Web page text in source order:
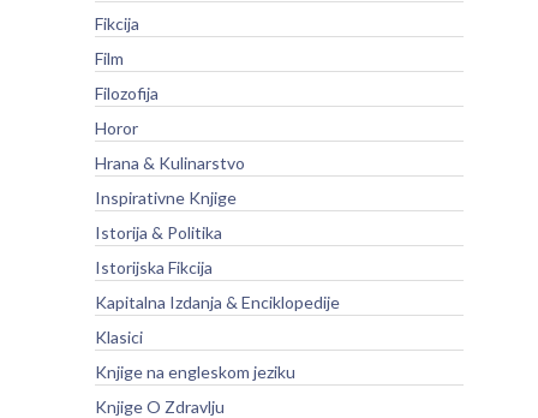
Fikcija
Film
Filozofija
Horor
Hrana & Kulinarstvo
Inspirativne Knjige
Istorija & Politika
Istorijska Fikcija
Kapitalna Izdanja & Enciklopedije
Klasici
Knjige na engleskom jeziku
Knjige O Zdravlju